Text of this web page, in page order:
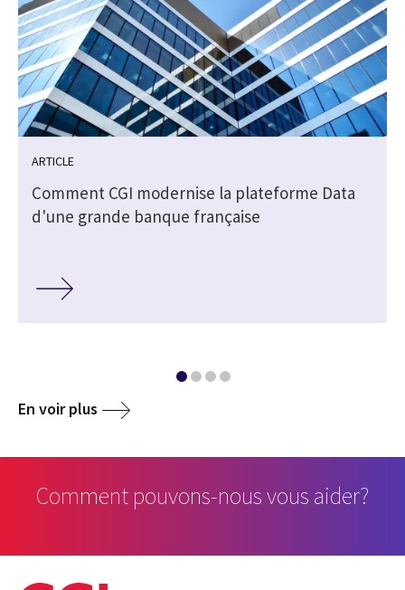
ARTICLE
Comment CGI modernise la plateforme Data
d'une grande banque française
En voir plus
Comment pouvons-nous vous aider?